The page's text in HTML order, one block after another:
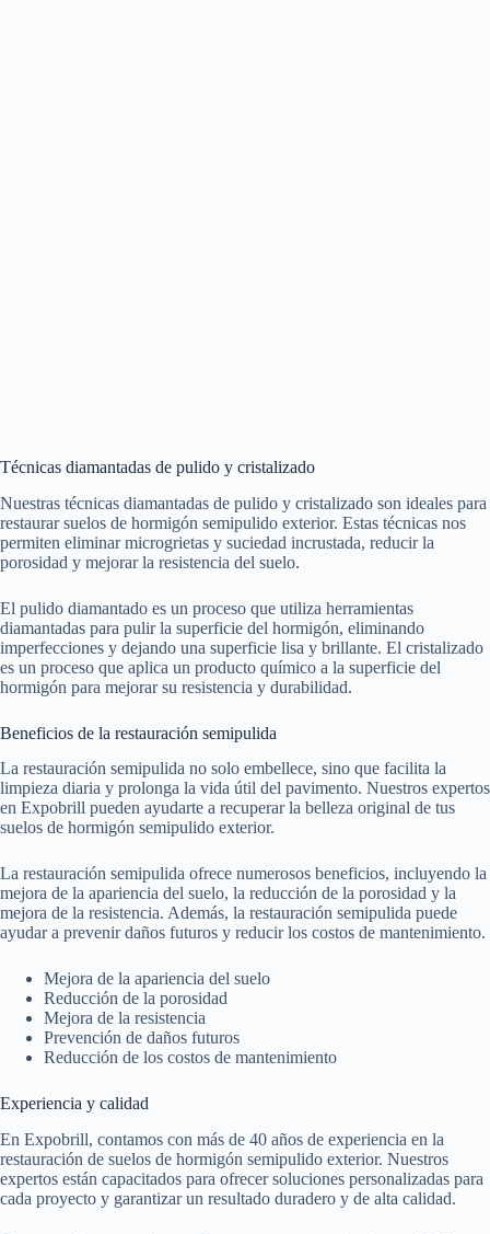
Técnicas diamantadas de pulido y cristalizado
Nuestras técnicas diamantadas de pulido y cristalizado son ideales para
restaurar suelos de hormigón semipulido exterior. Estas técnicas nos
permiten eliminar microgrietas y suciedad incrustada, reducir la
porosidad y mejorar la resistencia del suelo.
El pulido diamantado es un proceso que utiliza herramientas
diamantadas para pulir la superficie del hormigón, eliminando
imperfecciones y dejando una superficie lisa y brillante. El cristalizado
es un proceso que aplica un producto químico a la superficie del
hormigón para mejorar su resistencia y durabilidad.
Beneficios de la restauración semipulida
La restauración semipulida no solo embellece, sino que facilita la
limpieza diaria y prolonga la vida útil del pavimento. Nuestros expertos
en Expobrill pueden ayudarte a recuperar la belleza original de tus
suelos de hormigón semipulido exterior.
La restauración semipulida ofrece numerosos beneficios, incluyendo la
mejora de la apariencia del suelo, la reducción de la porosidad y la
mejora de la resistencia. Además, la restauración semipulida puede
ayudar a prevenir daños futuros y reducir los costos de mantenimiento.
Mejora de la apariencia del suelo
Reducción de la porosidad
Mejora de la resistencia
Prevención de daños futuros
Reducción de los costos de mantenimiento
Experiencia y calidad
En Expobrill, contamos con más de 40 años de experiencia en la
restauración de suelos de hormigón semipulido exterior. Nuestros
expertos están capacitados para ofrecer soluciones personalizadas para
cada proyecto y garantizar un resultado duradero y de alta calidad.